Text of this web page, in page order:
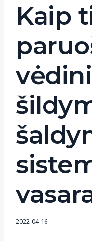
Kaip
2022-04-16